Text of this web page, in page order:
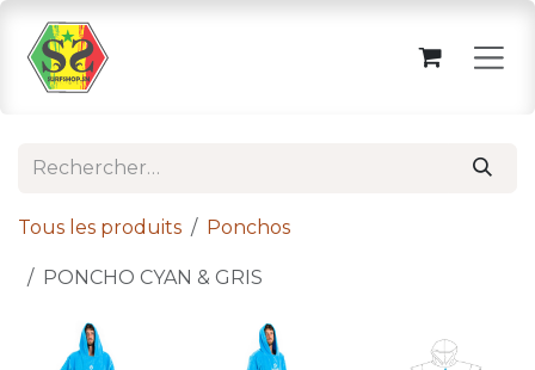
Tous les produits Ponchos
PONCHO CYAN & GRIS